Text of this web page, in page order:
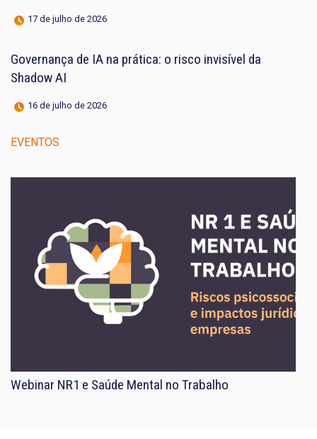
17 de julho de 2026
Governança de IA na prática: o risco invisível da
Shadow AI
16 de julho de 2026
EVENTOS
Webinar NR1 e Saúde Mental no Trabalho